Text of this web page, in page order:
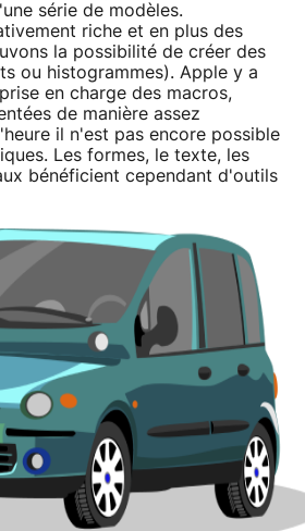
série de modèles.
riche et en plus des
la possibilité de créer des
ou histogrammes). Apple y a
en charge des macros,
de manière assez
il n'est pas encore possible
Les formes, le texte, les
bénéficient cependant d'outils